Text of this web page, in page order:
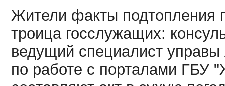
Жители факты
троица госслужащих:
ведущий специалист
по работе с порталами ГБУ